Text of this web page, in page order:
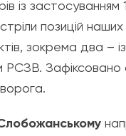
із застосуванням
позицій наших
зокрема два – із
РСЗВ. Зафіксовано